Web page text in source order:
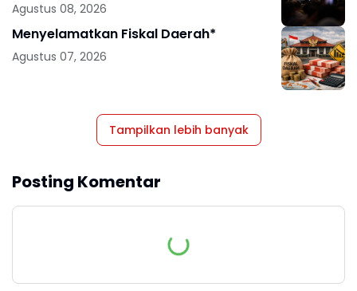
Agustus 08, 2026
Menyelamatkan Fiskal Daerah*
Agustus 07, 2026
Tampilkan lebih banyak
Posting Komentar